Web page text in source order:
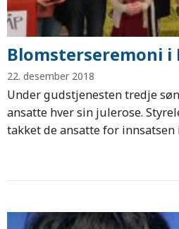
Blomsterseremoni
22. desember 2018
Under gudstjenesten tredje
ansatte hver sin julerose.
takket de ansatte for innsatsen